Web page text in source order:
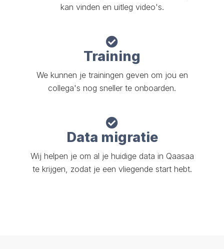
kan vinden en uitleg video's.
Training
We kunnen je trainingen geven om jou en
collega's nog sneller te onboarden.
Data migratie
Wij helpen je om al je huidige data in Qaasaa
te krijgen, zodat je een vliegende start hebt.